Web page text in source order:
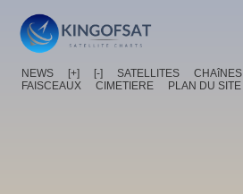
NEWS [+] [-] SATELLITES CHAîNES
FAISCEAUX
CIMETIERE PLAN DU SITE